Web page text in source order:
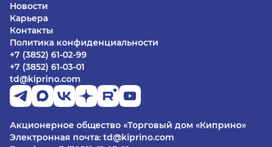
Новости
Карьера
Контакты
Политика конфиденциальности
+7 (3852) 61-02-99
+7 (3852) 61-03-01
td@kiprino.com
Акционерное общество «Торговый дом «Киприно»
Электронная почта: td@kiprino.com